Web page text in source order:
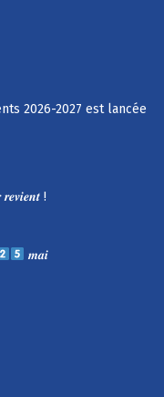
2026-2027 est lancée
!
𝒎𝒂𝒊